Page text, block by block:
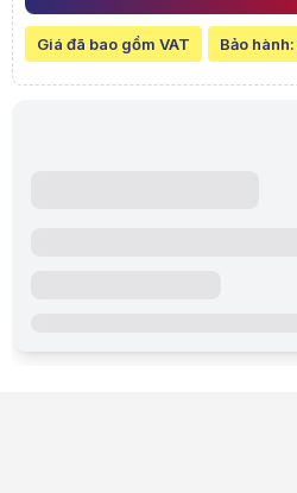
Giá đã bao gồm VAT Bảo hành: